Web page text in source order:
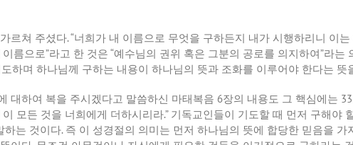
르쳐 주셨다. “너희가 내 이름으로 무엇을 구하든지 내가 시행하리니 이
이름으로”라고 한 것은 “예수님의 권위 혹은 그분의 공로를 의지하여”라는
하며 하나님께 구하는 내용이 하나님의 뜻과 조화를 이루어야 한다는 뜻
대하여 복을 주시겠다고 말씀하신 마태복음 6장의 내용도 그 핵심에는 33
모든 것을 너희에게 더하시리라.” 기독교인들이 기도할 때 먼저 구해야
하는 것이다. 즉 이 성경절의 의미는 먼저 하나님의 뜻에 합당한 믿음을